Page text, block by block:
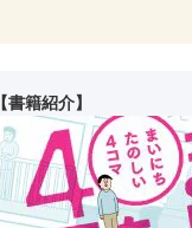
【書籍紹介】